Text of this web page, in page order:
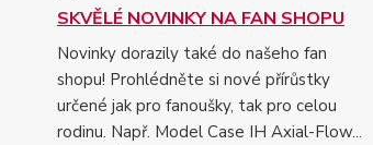
SKVĚLÉ NOVINKY NA FAN SHOPU
Novinky dorazily také do našeho fan
shopu! Prohlédněte si nové přírůstky
určené jak pro fanoušky, tak pro celou
rodinu. Např. Model Case IH Axial-Flow...